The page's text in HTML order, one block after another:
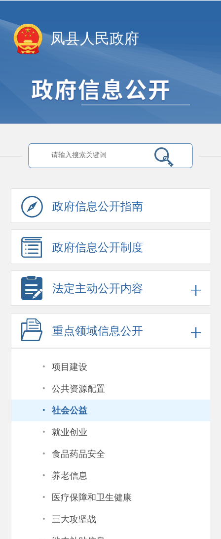
凤县人民政府
政府信息公开指南
政府信息公开制度
法定主动公开内容
重点领域信息公开
· 项目建设
· 公共资源配置
· 社会公益
· 就业创业
· 食品药品安全
· 养老信息
· 医疗保障和卫生健康
· 三大攻坚战